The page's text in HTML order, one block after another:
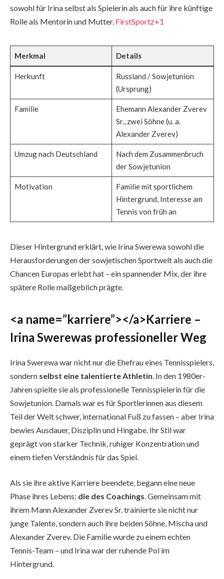
sowohl für Irina selbst als Spielerin als auch für ihre künftige
Rolle als Mentorin und Mutter. FirstSportz+1
Merkmal Details
Herkunft
Russland / Sowjetunion
(Ursprung)
Familie
Ehemann Alexander Zverev
Sr., zwei Söhne (u. a.
Alexander Zverev)
Umzug nach Deutschland
Nach dem Zusammenbruch
der Sowjetunion
Motivation
Familie mit sportlichem
Hintergrund, Interesse am
Tennis von früh an
Dieser Hintergrund erklärt, wie Irina Swerewa sowohl die
Herausforderungen der sowjetischen Sportwelt als auch die
Chancen Europas erlebt hat – ein spannender Mix, der ihre
spätere Rolle maßgeblich prägte.
<a name=”karriere”></a>Karriere –
Irina Swerewas professioneller Weg
Irina Swerewa war nicht nur die Ehefrau eines Tennisspielers,
sondern selbst eine talentierte Athletin . In den 1980er-
Jahren spielte sie als professionelle Tennisspielerin für die
Sowjetunion. Damals war es für Sportlerinnen aus diesem
Teil der Welt schwer, international Fuß zu fassen – aber Irina
bewies Ausdauer, Disziplin und Hingabe. Ihr Stil war
geprägt von starker Technik, ruhiger Konzentration und
einem tiefen Verständnis für das Spiel.
Als sie ihre aktive Karriere beendete, begann eine neue
Phase ihres Lebens: die des Coachings. Gemeinsam mit
ihrem Mann Alexander Zverev Sr. trainierte sie nicht nur
junge Talente, sondern auch ihre beiden Söhne, Mischa und
Alexander Zverev. Die Familie wurde zu einem echten
Tennis-Team – und Irina war der ruhende Pol im
Hintergrund.